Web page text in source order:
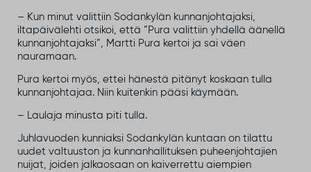
– Kun minut valittiin Sodankylän kunnanjohtajaksi,
iltapäivälehti otsikoi, että ”Pura valittiin yhdellä äänellä
kunnanjohtajaksi”, Martti Pura kertoi ja sai väen
nauramaan.
Pura kertoi myös, ettei hänestä pitänyt koskaan tulla
kunnanjohtajaa. Niin kuitenkin pääsi käymään.
– Laulaja minusta piti tulla.
Juhlavuoden kunniaksi Sodankylän kuntaan on tilattu
uudet valtuuston ja kunnanhallituksen puheenjohtajien
nuijat, joiden jalkaosaan on kaiverrettu aiempien